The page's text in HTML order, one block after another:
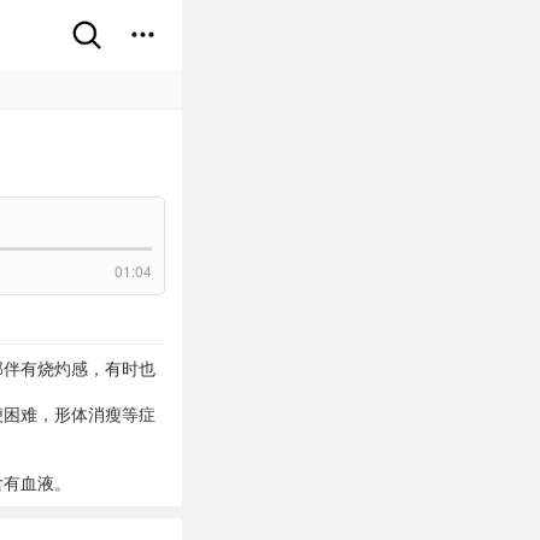
01:04
有烧灼感，有时也
难，形体消瘦等症
血液。